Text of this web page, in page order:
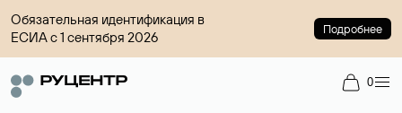
Обязательная идентификация в
ЕСИА с 1 сентября 2026
Подробнее
0